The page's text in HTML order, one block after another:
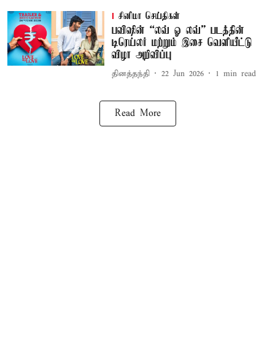
சினிமா செய்திகள்
பவிஷின் “லவ் ஓ லவ்” படத்தின்
டிரெய்லர் மற்றும் இசை வெளியீட்டு
விழா அறிவிப்பு
தினத்தந்தி 22 Jun 2026 1 min read
Read More